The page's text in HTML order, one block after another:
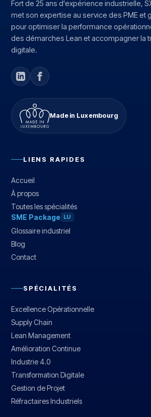
Fort de 25 ans d'expérience industrielle,
met son expertise au service des PME et
pour optimiser la performance
des démarches Lean et accompagner la
digitale.
Made in Luxembourg
LIENS RAPIDES
Accueil
À propos
Toutes les spécialités
SME Package LU
Glossaire industriel
Blog
Contact
SPÉCIALITÉS
Excellence Opérationnelle
Supply Chain
Lean Management
Amélioration Continue
Industrie 4.0
Transformation Digitale
Gestion de Projet
Réfractaires Industriels